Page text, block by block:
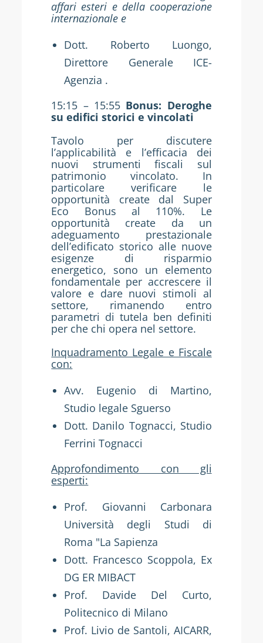
affari esteri e della cooperazione
internazionale e
Dott. Roberto Luongo,
Direttore Generale ICE-
Agenzia .
15:15 – 15:55 Bonus: Deroghe
su edifici storici e vincolati
Tavolo per discutere
l’applicabilità e l’efficacia dei
nuovi strumenti fiscali sul
patrimonio vincolato. In
particolare verificare le
opportunità create dal Super
Eco Bonus al 110%. Le
opportunità create da un
adeguamento prestazionale
dell’edificato storico alle nuove
esigenze di risparmio
energetico, sono un elemento
fondamentale per accrescere il
valore e dare nuovi stimoli al
settore, rimanendo entro
parametri di tutela ben definiti
per che chi opera nel settore.
Inquadramento Legale e Fiscale
con:
Avv. Eugenio di Martino,
Studio legale Sguerso
Dott. Danilo Tognacci, Studio
Ferrini Tognacci
Approfondimento con gli
esperti:
Prof. Giovanni Carbonara
Università degli Studi di
Roma "La Sapienza
Dott. Francesco Scoppola, Ex
DG ER MIBACT
Prof. Davide Del Curto,
Politecnico di Milano
Prof. Livio de Santoli, AICARR,